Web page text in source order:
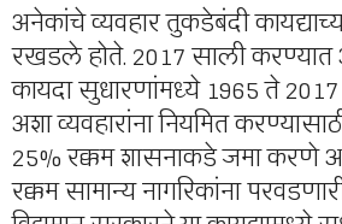
अनेकांचे व्यवहार तुकडेबंदी
रखडले होते. 2017 साली
कायदा सुधारणांमध्ये 1965 ते
अशा व्यवहारांना नियमित
25% रक्कम शासनाकडे जमा करणे
रक्कम सामान्य नागरिकांना